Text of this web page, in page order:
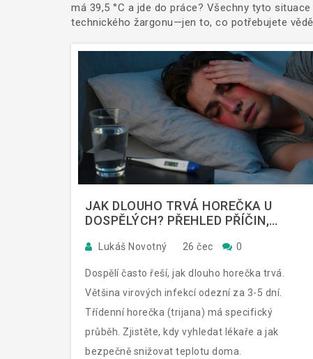
má 39,5 °C a jde do práce? Všechny tyto
technického žargonu—jen to, co potřebujete
JAK DLOUHO TRVÁ HOREČKA U
DOSPĚLÝCH? PŘEHLED PŘÍČIN,
VYHLEDAT LÉKAŘE
Lukáš Novotný 26 čec 0
Dospělí často řeší, jak dlouho horečka trvá.
Většina virových infekcí odezní za 3-5 dní.
Třídenní horečka (trijana) má specifický
průběh. Zjistěte, kdy vyhledat lékaře a jak
bezpečně snižovat teplotu doma.